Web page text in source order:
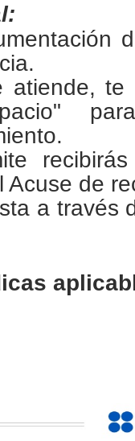
atiende,
Acuse de
a través